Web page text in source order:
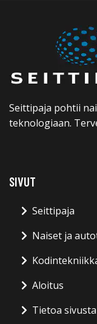
Seittipaja pohtii
teknologiaan.
SIVUT
Seittipaja
Naiset ja
Aloitus
Tietoa sivusta